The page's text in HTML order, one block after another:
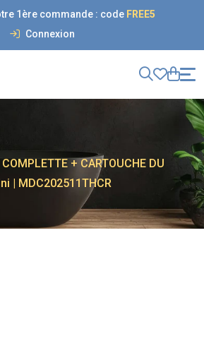
1ère commande : code FREE5
Connexion
+ CARTOUCHE DU
| MDC202511THCR